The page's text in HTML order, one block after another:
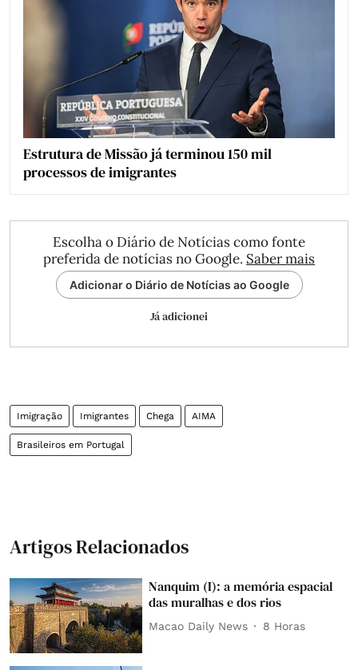
Estrutura de Missão já terminou 150 mil
processos de imigrantes
Escolha o Diário de Notícias como fonte
preferida de notícias no Google. Saber mais
Adicionar o Diário de Notícias ao Google
Já adicionei
Imigração Imigrantes Chega AIMA
Brasileiros em Portugal
Artigos Relacionados
Nanquim (I): a memória espacial
das muralhas e dos rios
Macao Daily News 8 Horas